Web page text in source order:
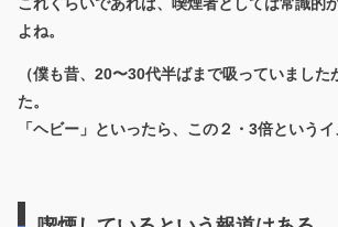
よね。
（僕も昔、20〜30代半ばまで吸っていました
た。
「ヘビー」といったら、この２・3倍というイ